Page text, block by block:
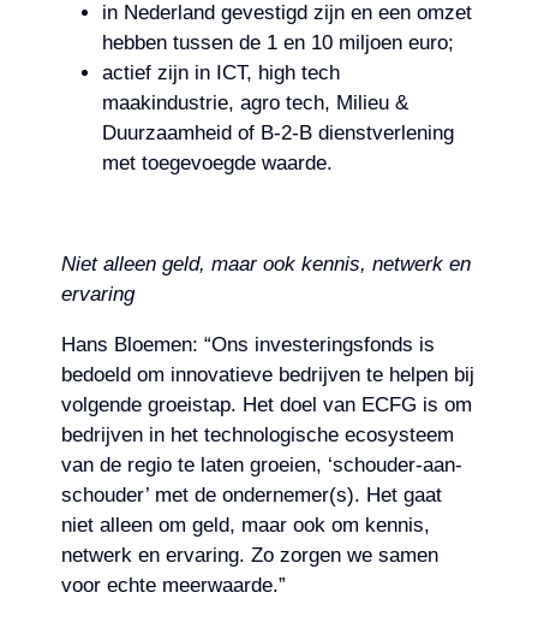
in Nederland gevestigd zijn en een omzet
hebben tussen de 1 en 10 miljoen euro;
actief zijn in ICT, high tech
maakindustrie, agro tech, Milieu &
Duurzaamheid of B-2-B dienstverlening
met toegevoegde waarde.
Niet alleen geld, maar ook kennis, netwerk en
ervaring
Hans Bloemen: “Ons investeringsfonds is
bedoeld om innovatieve bedrijven te helpen bij
volgende groeistap. Het doel van ECFG is om
bedrijven in het technologische ecosysteem
van de regio te laten groeien, ‘schouder-aan-
schouder’ met de ondernemer(s). Het gaat
niet alleen om geld, maar ook om kennis,
netwerk en ervaring. Zo zorgen we samen
voor echte meerwaarde.”